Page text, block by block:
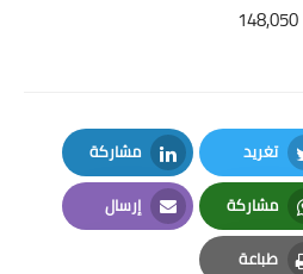
148,050
تغريد
Twitter
مشاركة
LinkedIn
مشاركة
Whatsapp
إرسال
Email
طباعة